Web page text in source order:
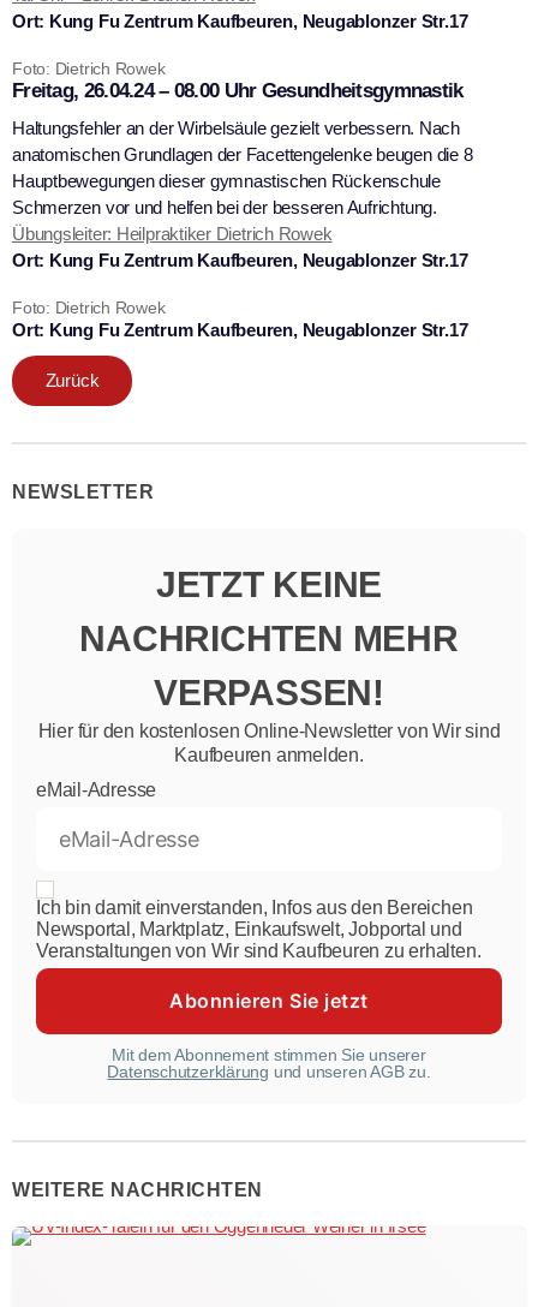
Ort: Kung Fu Zentrum Kaufbeuren, Neugablonzer Str.17
Foto: Dietrich Rowek
Freitag, 26.04.24 – 08.00 Uhr Gesundheitsgymnastik
Haltungsfehler an der Wirbelsäule gezielt verbessern. Nach
anatomischen Grundlagen der Facettengelenke beugen die 8
Hauptbewegungen dieser gymnastischen Rückenschule
Schmerzen vor und helfen bei der besseren Aufrichtung.
Übungsleiter: Heilpraktiker Dietrich Rowek
Ort: Kung Fu Zentrum Kaufbeuren, Neugablonzer Str.17
Foto: Dietrich Rowek
Ort: Kung Fu Zentrum Kaufbeuren, Neugablonzer Str.17
Zurück
NEWSLETTER
JETZT KEINE
NACHRICHTEN MEHR
VERPASSEN!
Hier für den kostenlosen Online-Newsletter von Wir sind
Kaufbeuren anmelden.
eMail-Adresse
Ich bin damit einverstanden, Infos aus den Bereichen
Newsportal, Marktplatz, Einkaufswelt, Jobportal und
Veranstaltungen von Wir sind Kaufbeuren zu erhalten.
Mit dem Abonnement stimmen Sie unserer
Datenschutzerklärung und unseren AGB zu.
WEITERE NACHRICHTEN